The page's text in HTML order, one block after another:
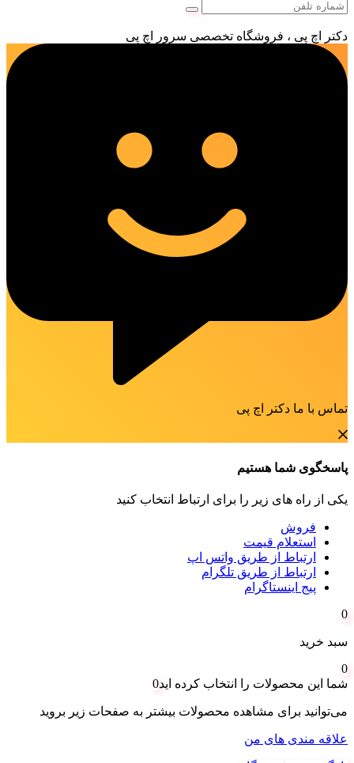
دکتر اچ پی ، فروشگاه تخصصی سرور اچ پی
تماس با ما دکتر اچ پی
پاسخگوی شما هستیم
یکی از راه های زیر را برای ارتباط انتخاب کنید
فروش
استعلام قیمت
ارتباط از طریق واتس اپ
ارتباط از طریق تلگرام
پیج اینستاگرام
0
سبد خرید
0
شما این محصولات را انتخاب کرده اید0
می‌توانید برای مشاهده محصولات بیشتر به صفحات زیر بروید
علاقه مندی های من